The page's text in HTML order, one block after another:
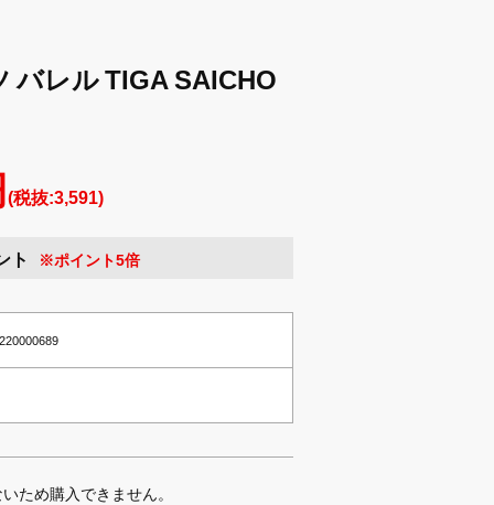
バレル TIGA SAICHO
(税抜:3,591)
ト ※ポイント5倍
ため購入できません。